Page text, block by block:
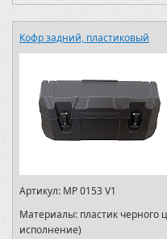
Кофр задний, пластиковый
Артикул: MP 0153 V1
Материалы: пластик черного
исполнение)